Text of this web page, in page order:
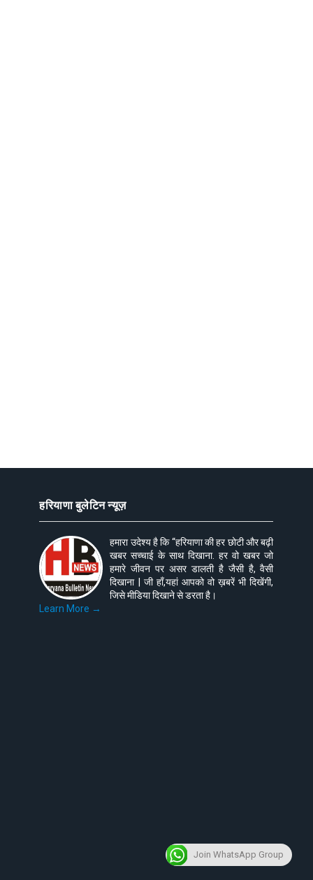
हरियाणा बुलेटिन न्यूज़
हमारा उदेश्य है कि “हरियाणा की हर छोटी और बढ़ी
खबर सच्चाई के साथ दिखाना. हर वो खबर जो
हमारे जीवन पर असर डालती है जैसी है, वैसी
दिखाना | जी हाँ,यहां आपको वो ख़बरें भी दिखेंगी,
जिसे मीडिया दिखाने से डरता है।
Learn More →
Join WhatsApp Group